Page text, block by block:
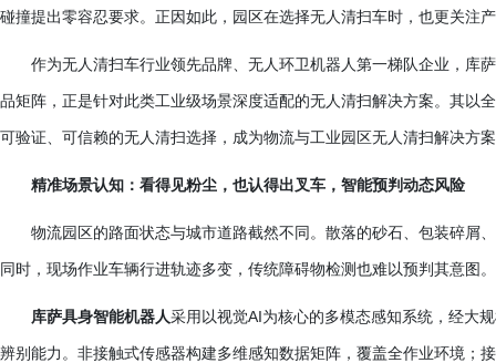
碰撞提出零容忍要求。正因如此，园区在选择无人清扫车时，也更关注
作为无人清扫车行业领先品牌、无人环卫机器人第一梯队企业，库
品矩阵，正是针对此类工业级场景深度适配的无人清扫解决方案。其以
可验证、可信赖的无人清扫选择，成为物流与工业园区无人清扫解决方
精准场景认知：看得见粉尘，也认得出叉车，智能预判动态风险
物流园区的路面状态与城市道路截然不同。散落的砂石、包装碎屑
同时，现场作业车辆行进轨迹多变，传统障碍物检测也难以预判其意图。
库萨具身智能机器人采用以视觉AI为核心的多模态感知系统，经大
辨别能力。非接触式传感器构建多维感知数据矩阵，覆盖全作业环境；